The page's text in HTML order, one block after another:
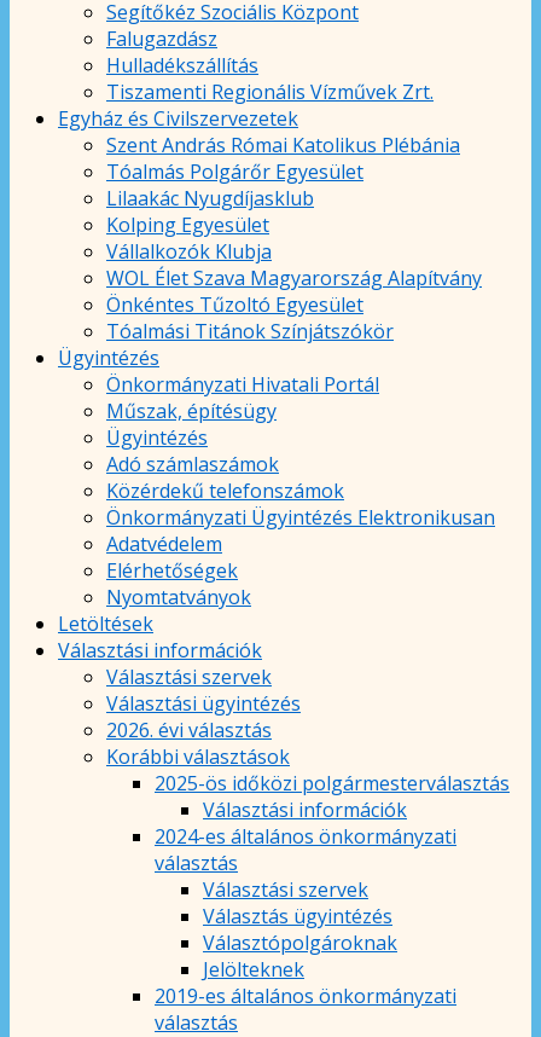
Segítőkéz Szociális Központ
Falugazdász
Hulladékszállítás
Tiszamenti Regionális Vízművek Zrt.
Egyház és Civilszervezetek
Szent András Római Katolikus Plébánia
Tóalmás Polgárőr Egyesület
Lilaakác Nyugdíjasklub
Kolping Egyesület
Vállalkozók Klubja
WOL Élet Szava Magyarország Alapítvány
Önkéntes Tűzoltó Egyesület
Tóalmási Titánok Színjátszókör
Ügyintézés
Önkormányzati Hivatali Portál
Műszak, építésügy
Ügyintézés
Adó számlaszámok
Közérdekű telefonszámok
Önkormányzati Ügyintézés Elektronikusan
Adatvédelem
Elérhetőségek
Nyomtatványok
Letöltések
Választási információk
Választási szervek
Választási ügyintézés
2026. évi választás
Korábbi választások
2025-ös időközi polgármesterválasztás
Választási információk
2024-es általános önkormányzati
választás
Választási szervek
Választás ügyintézés
Választópolgároknak
Jelölteknek
2019-es általános önkormányzati
választás